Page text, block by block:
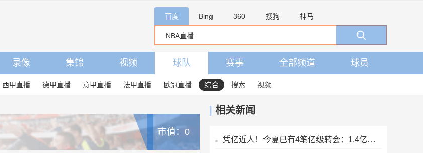
百度 Bing 360 搜狗 神马
录像 集锦 视频 球队 赛事 全部频道 球员
西甲直播 德甲直播 意甲直播 法甲直播 欧冠直播 综合 搜索 视频
市值：0
相关新闻
凭亿近人！今夏已有4笔亿级转会：1.4亿迪奥曼德领衔 英超3人在列